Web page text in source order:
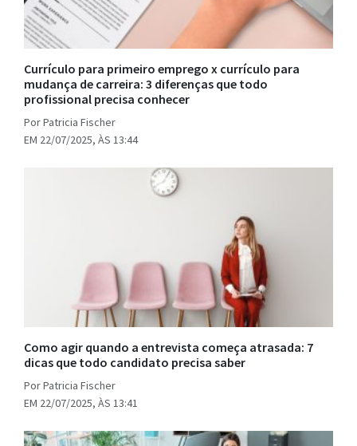
Currículo para primeiro emprego x currículo para
mudança de carreira: 3 diferenças que todo
profissional precisa conhecer
Por Patricia Fischer
EM 22/07/2025, ÀS 13:44
Como agir quando a entrevista começa atrasada: 7
dicas que todo candidato precisa saber
Por Patricia Fischer
EM 22/07/2025, ÀS 13:41